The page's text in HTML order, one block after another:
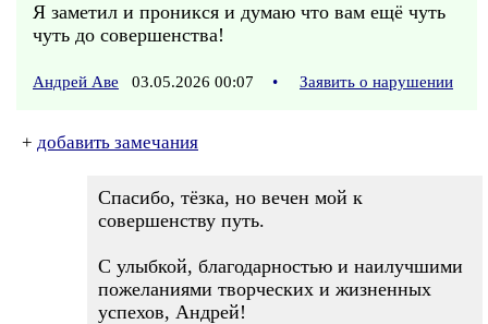
Я заметил и проникся и думаю что вам ещё чуть
чуть до совершенства!
Андрей Аве 03.05.2026 00:07 • Заявить о нарушении
+ добавить замечания
Спасибо, тёзка, но вечен мой к
совершенству путь.
С улыбкой, благодарностью и наилучшими
пожеланиями творческих и жизненных
успехов, Андрей!